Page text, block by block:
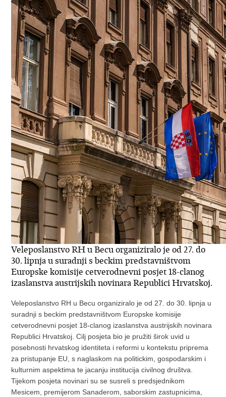
Veleposlanstvo RH u Becu organiziralo je od 27. do
30. lipnja u suradnji s beckim predstavništvom
Europske komisije cetverodnevni posjet 18-clanog
izaslanstva austrijskih novinara Republici Hrvatskoj.
Veleposlanstvo RH u Becu organiziralo je od 27. do 30. lipnja u
suradnji s beckim predstavništvom Europske komisije
cetverodnevni posjet 18-clanog izaslanstva austrijskih novinara
Republici Hrvatskoj. Cilj posjeta bio je pružiti širok uvid u
posebnosti hrvatskog identiteta i reformi u kontekstu priprema
za pristupanje EU, s naglaskom na politickim, gospodarskim i
kulturnim aspektima te jacanju institucija civilnog društva.
Tijekom posjeta novinari su se susreli s predsjednikom
Mesicem, premijerom Sanaderom, saborskim zastupnicima,